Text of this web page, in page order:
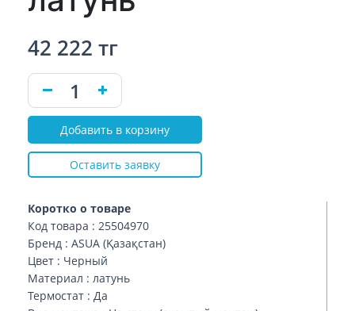
Коротко о товаре
Код товара : 25504970
Бренд : ASUA (Қазақстан)
Цвет : Черный
Материал : латунь
Термостат : Да
42 222 тг
Добавить в корзину
Оставить заявку